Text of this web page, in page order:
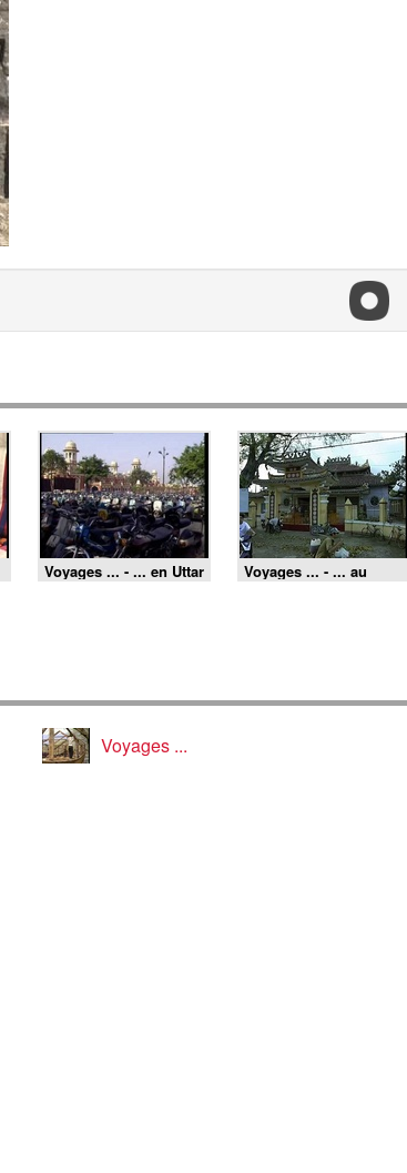
Voyages ... - ... en Uttar
Pradesh
Voyages ... - ... au
Vietnam
Voyages ...